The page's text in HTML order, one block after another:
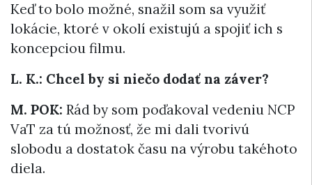
Keď to bolo možné, snažil som sa využiť
lokácie, ktoré v okolí existujú a spojiť ich s
koncepciou filmu.
L. K.: Chcel by si niečo dodať na záver?
M. POK: Rád by som poďakoval vedeniu NCP
VaT za tú možnosť, že mi dali tvorivú
slobodu a dostatok času na výrobu takéhoto
diela.